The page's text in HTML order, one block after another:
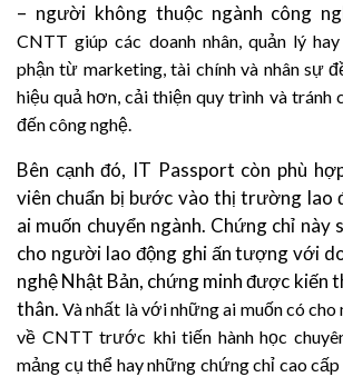
– người không thuộc ngành công
CNTT giúp các doanh nhân, quản lý
phận từ marketing, tài chính và nhân sự
hiệu quả hơn, cải thiện quy trình và tránh
đến công nghệ.
Bên cạnh đó, IT Passport còn phù
viên chuẩn bị bước vào thị trường lao
ai muốn chuyển ngành. Chứng chỉ này
cho người lao động ghi ấn tượng với
nghệ Nhật Bản, chứng minh được kiến
thân.Và nhất là với những ai muốn có
về CNTT trước khi tiến hành học
mảng cụ thể hay những chứng chỉ cao